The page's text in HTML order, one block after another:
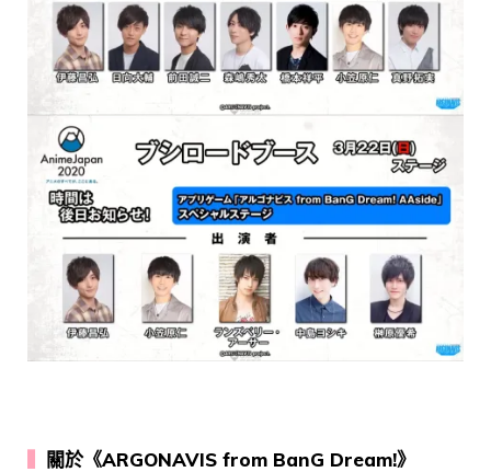
關於《ARGONAVIS from BanG Dream!》